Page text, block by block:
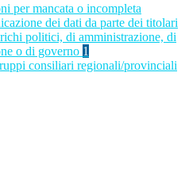
per mancata o incompleta
dei dati da parte dei titolari
politici, di amministrazione, di
o di governo 1
consiliari regionali/provinciali